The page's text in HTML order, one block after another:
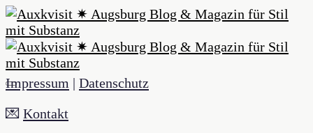
Impressum | Datenschutz
💌 Kontakt